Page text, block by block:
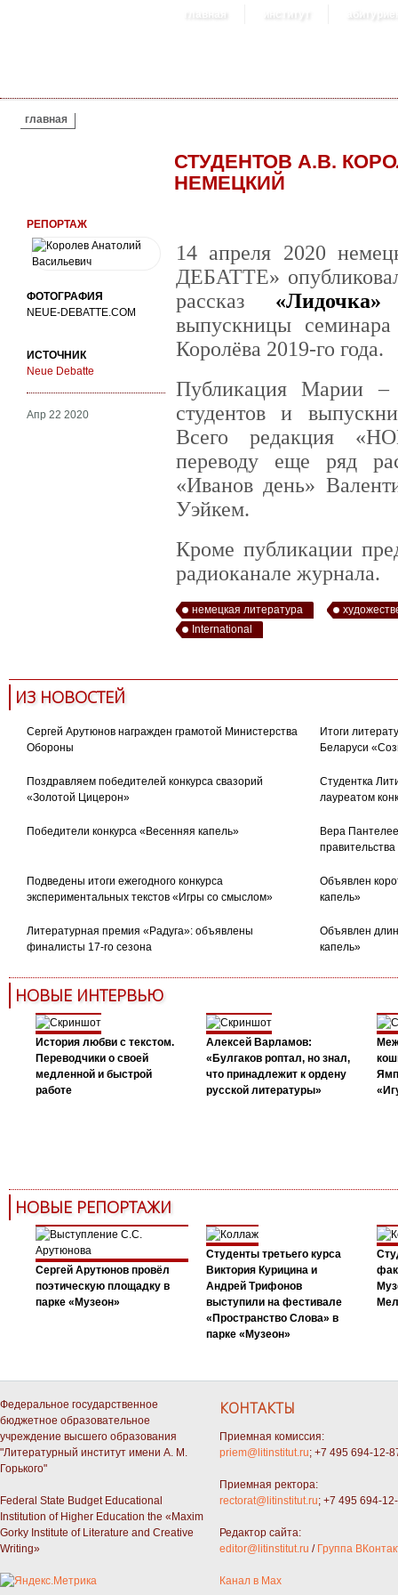
главная институт
ВЫ ЗДЕСЬ
главная
СТУДЕНТОВ А.В.
НЕМЕЦКИЙ
РЕПОРТАЖ
ФОТОГРАФИЯ
NEUE-DEBATTE.COM
ИСТОЧНИК
Neue Debatte
Апр 22 2020
14 апреля 2020
ДЕБАТТЕ»
рассказ «Лидочка»
выпускницы
Королёва 2019-го года.
Публикация Марии –
студентов и
Всего редакция
переводу еще ряд
«Иванов день»
Уэйкем.
Кроме публикации
радиоканале журнала.
немецкая литература
International
ИЗ НОВОСТЕЙ
Сергей Арутюнов награжден грамотой Министерства
Обороны
Итоги
Беларуси
Поздравляем победителей конкурса свазорий
«Золотой Цицерон»
Студентка
лауреатом
Победители конкурса «Весенняя капель»
Вера
Подведены итоги ежегодного конкурса
экспериментальных текстов «Игры со смыслом»
Объявлен
капель»
Литературная премия «Радуга»: объявлены
финалисты 17-го сезона
Объявлен
капель»
НОВЫЕ ИНТЕРВЬЮ
История любви с текстом.
Переводчики о своей
медленной и быстрой
работе
Алексей Варламов:
«Булгаков роптал, но знал,
что принадлежит к ордену
русской литературы»
НОВЫЕ РЕПОРТАЖИ
Сергей Арутюнов провёл
поэтическую площадку в
парке «Музеон»
Студенты третьего курса
Виктория Курицина и
Андрей Трифонов
выступили на фестивале
«Пространство Слова» в
парке «Музеон»
Федеральное государственное
бюджетное образовательное
учреждение высшего образования
"Литературный институт имени А. М.
Горького"
Federal State Budget Educational
Institution of Higher Education the «Maxim
Gorky Institute of Literature and Creative
Writing»
КОНТАКТЫ
Приемная комиссия:
priem@litinstitut.ru; +7 495 694-12-
Приемная ректора:
rectorat@litinstitut.ru; +7 495 694-
Редактор сайта:
editor@litinstitut.ru / Группа
Канал в Max